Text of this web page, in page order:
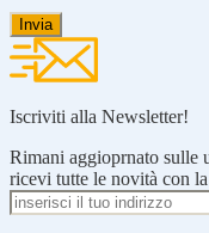
Iscriviti alla Newsletter!
Rimani aggioprnato sulle
ricevi tutte le novità con